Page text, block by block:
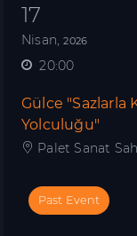
17
Nisan,2026
20:00
Gülce "Sazlarla
Yolculuğu"
Palet Sanat
Past Event